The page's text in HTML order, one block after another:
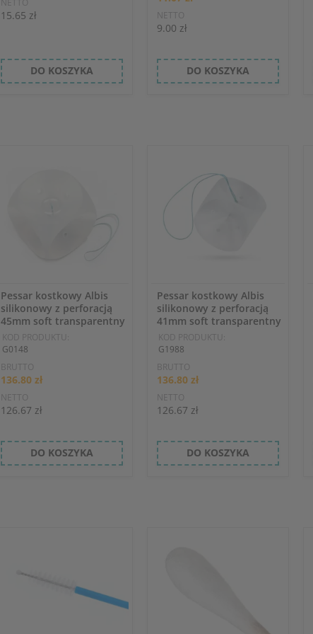
NETTO
15.65 zł
DO KOSZYKA
NETTO
9.00 zł
DO KOSZYKA
Pessar kostkowy Albis
silikonowy z perforacją
45mm soft transparentny
KOD PRODUKTU:
G0148
BRUTTO
136.80 zł
NETTO
126.67 zł
DO KOSZYKA
Pessar kostkowy Albis
silikonowy z perforacją
41mm soft transparentny
KOD PRODUKTU:
G1988
BRUTTO
136.80 zł
NETTO
126.67 zł
DO KOSZYKA